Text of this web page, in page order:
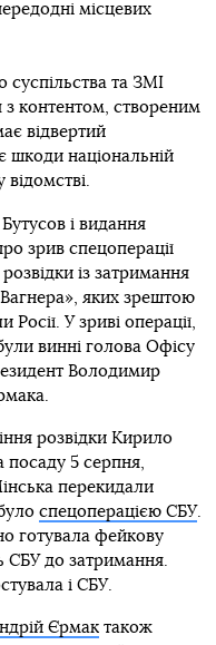
місцевих
суспільства та ЗМІ
контентом, створеним
відвертий
шкоди національній
і видання
зрив спецоперації
із затримання
яких зрештою
Росії. У зриві операції,
винні голова Офісу
Володимир
розвідки Кирило
посаду 5 серпня,
перекидали
спецоперацією СБУ.
готувала фейкову
СБУ до затримання.
і СБУ.
Єрмактакож